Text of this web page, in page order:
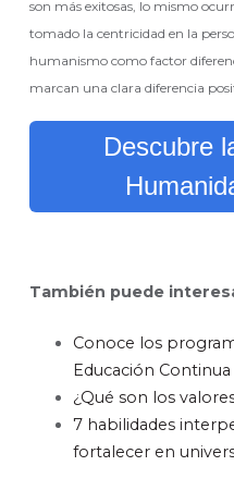
son más exitosas, lo mismo
tomado la centricidad en la
humanismo como factor
marcan una clara diferencia
Descubre
También puede
Conoce los
Educación Continua
¿Qué son los
7 habilidades
fortalecer en